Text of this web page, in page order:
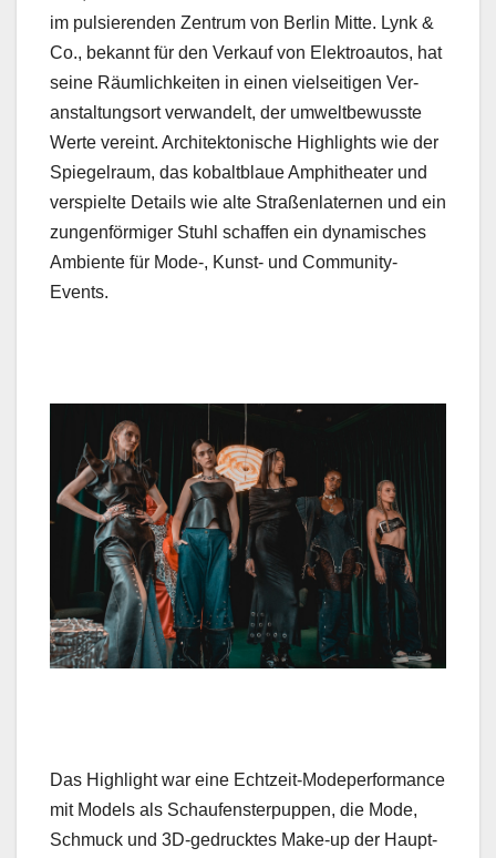
im pulsieren­den Zen­trum von Berlin Mitte. Lynk &
Co., bekan­nt für den Verkauf von Elek­troau­tos, hat
seine Räum­lichkeit­en in einen viel­seit­i­gen Ver­
anstal­tung­sort ver­wan­delt, der umwelt­be­wusste
Werte vere­int. Architek­tonis­che High­lights wie der
Spiegel­raum, das kobalt­blaue Amphithe­ater und
ver­spielte Details wie alte Straßen­later­nen und ein
zun­gen­för­miger Stuhl schaf­fen ein dynamis­ches
Ambi­ente für Mode‑, Kun­st- und Com­mu­ni­ty-
Events.
Das High­light war eine Echtzeit-Mod­e­per­for­mance
mit Mod­els als Schaufen­ster­pup­pen, die Mode,
Schmuck und 3D-gedruck­tes Make-up der Haupt­